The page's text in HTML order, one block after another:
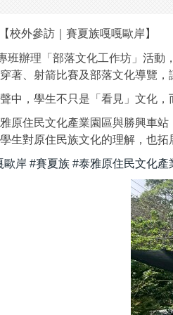
校外參訪｜賽夏族嘎嘎歐岸】
班辦理「部落文化工作坊」活
著、射箭比賽及部落文化導覽
中，學生不只是「看見」文化
原住民文化產業園區與勝興車
生對原住民族文化的理解，也
歐岸 #賽夏族 #泰雅原住民文化產